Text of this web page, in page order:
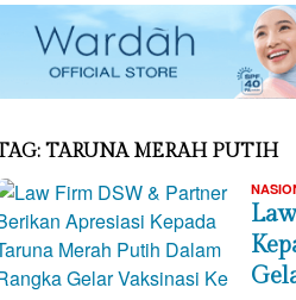
TARUNA MERAH PUTIH